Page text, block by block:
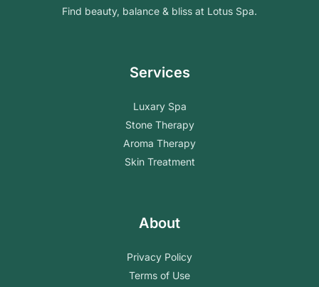
Find beauty, balance & bliss at Lotus Spa.
Services
Luxary Spa
Stone Therapy
Aroma Therapy
Skin Treatment
About
Privacy Policy
Terms of Use